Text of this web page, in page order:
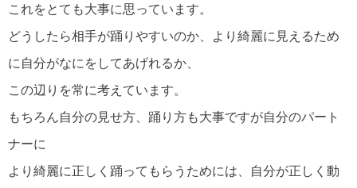
これをとても大事に思っています。
どうしたら相手が踊りやすいのか、より綺麗に見えるため
に自分がなにをしてあげれるか、
この辺りを常に考えています。
もちろん自分の見せ方、踊り方も大事ですが自分のパート
ナーに
より綺麗に正しく踊ってもらうためには、自分が正しく動